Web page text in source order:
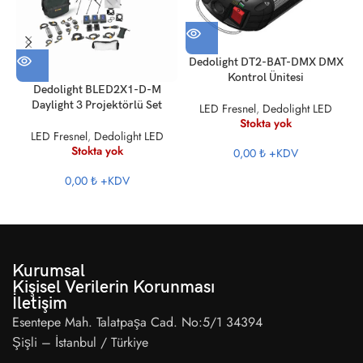
Dedolight BLED2X1-D-M
Daylight 3 Projektörlü Set
LED Fresnel, Dedolight LED
Stokta yok
0,00 ₺ +KDV
Dedolight DT2-BAT-DMX DMX
Kontrol Ünitesi
LED Fresnel, Dedolight LED
Stokta yok
0,00 ₺ +KDV
Kurumsal
Kişisel Verilerin Korunması
İletişim
Esentepe Mah. Talatpaşa Cad. No:5/1 34394
Şişli – İstanbul / Türkiye